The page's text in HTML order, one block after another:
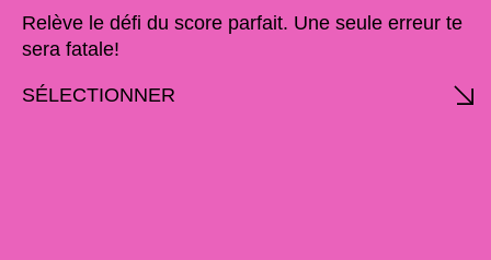
Relève le défi du score parfait. Une seule erreur te
sera fatale!
SÉLECTIONNER